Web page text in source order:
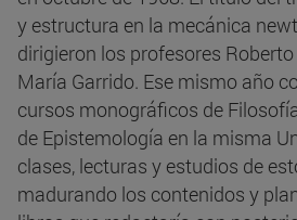
y estructura en la mecánica
dirigieron los profesores
María Garrido. Ese mismo año
cursos monográficos de
de Epistemología en la misma
clases, lecturas y estudios de
madurando los contenidos y